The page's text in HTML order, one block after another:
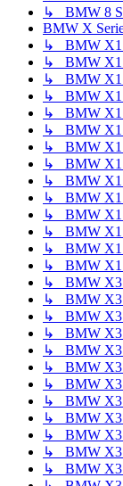
↳ BMW 8
BMW X
↳ BMW X1
↳ BMW X1
↳ BMW X1
↳ BMW X1
↳ BMW X1
↳ BMW X1
↳ BMW X1
↳ BMW X1
↳ BMW X1
↳ BMW X1
↳ BMW X1
↳ BMW X1
↳ BMW X1
↳ BMW X1
↳ BMW X3
↳ BMW X3
↳ BMW X3
↳ BMW X3
↳ BMW X3
↳ BMW X3
↳ BMW X3
↳ BMW X3
↳ BMW X3
↳ BMW X3
↳ BMW X3
↳ BMW X3